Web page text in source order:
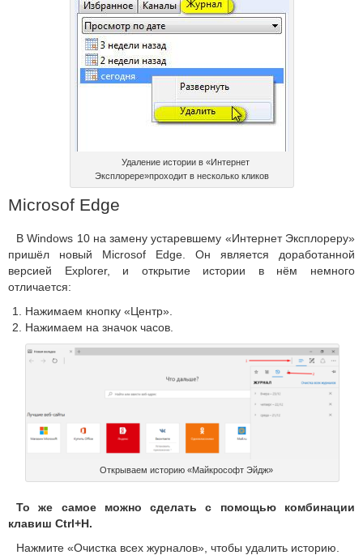
Удаление истории в «Интернет
Эксплорере»проходит в несколько кликов
Microsof Edge
В Windows 10 на замену устаревшему «Интернет Эксплореру»
пришёл новый Microsof Edge. Он является доработанной
версией Explorer, и открытие истории в нём немного
отличается:
Нажимаем кнопку «Центр».
Нажимаем на значок часов.
Открываем историю «Майкрософт Эйдж»
То же самое можно сделать с помощью комбинации
клавиш Ctrl+H.
Нажмите «Очистка всех журналов», чтобы удалить историю.